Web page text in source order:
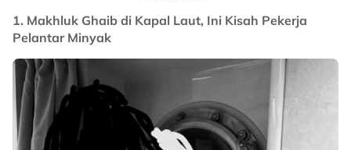
1. Makhluk Ghaib di Kapal Laut, Ini Kisah Pekerja
Pelantar Minyak